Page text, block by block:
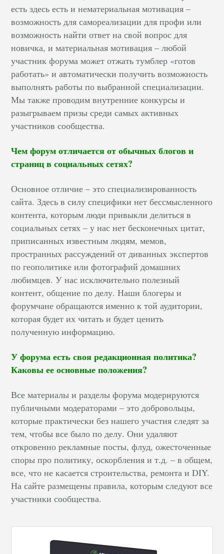
есть здесь есть и нематериальная мотивация –
возможность для самореализации для профи или
возможность найти ответ на свой вопрос для
новичка, и материальная мотивация – любой
участник форума может отжать тумблер «готов
работать» и автоматически получить возможность
выполнять работы по выбранной специализации.
Мы также проводим внутренние конкурсы и
разыгрываем призы среди самых активных
участников сообщества.
Чем форум отличается от обычных блогов и
страниц в социальных сетях?
Основное отличие – это специализированность
сайта. Здесь в силу специфики нет бессмысленного
контента, которым люди привыкли делиться в
социальных сетях – у нас нет бесконечных цитат,
приписанных известным людям, мемов,
пространных рассуждений от диванных экспертов
по геополитике или фотографий домашних
любимцев. У нас исключительно полезный
контент, общение по делу. Наши блогеры и
форумчане обращаются именно к той аудитории,
которая будет их читать и будет ценить
полученную информацию.
У форума есть своя редакционная политика?
Каковы ее основные положения?
Все материалы и разделы форума модерируются
публичными модераторами – это добровольцы,
которые практически без нашего участия следят за
тем, чтобы все было по делу. Они удаляют
откровенно рекламные посты, флуд, ожесточенные
споры про политику, оскорбления и т.д. – в общем,
все, что не касается строительства, ремонта и DIY.
На сайте размещены правила, которым следуют все
участники сообщества.